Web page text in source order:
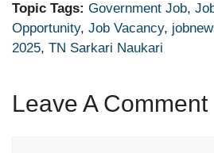
Topic Tags: Government Job,
Opportunity, Job Vacancy,
2025, TN Sarkari Naukari
Leave A Comment